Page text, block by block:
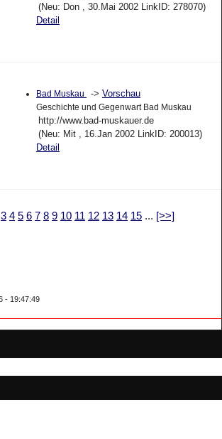
(Neu: Don , 30.Mai 2002 LinkID: 278070)
Detail
Bad Muskau -> Vorschau
Geschichte und Gegenwart Bad Muskau
http://www.bad-muskauer.de
(Neu: Mit , 16.Jan 2002 LinkID: 200013)
Detail
3 4 5 6 7 8 9 10 11 12 13 14 15 ... [>>]
- 19:47:49